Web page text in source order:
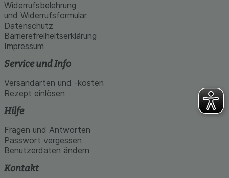
Widerrufsbelehrung
und Widerrufsformular
Datenschutz
Barrierefreiheitserklärung
Impressum
Service und Info
Versandarten und -kosten
Rezept einlösen
Hilfe
Fragen und Antworten
Passwort vergessen
Benutzerdaten ändern
Kontakt